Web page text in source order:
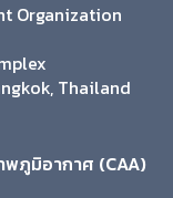
Organization
Thailand
ภูมิอากาศ (CAA)